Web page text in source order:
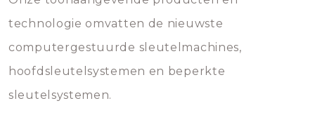
technologie omvatten de nieuwste
computergestuurde sleutelmachines,
hoofdsleutelsystemen en beperkte
sleutelsystemen.